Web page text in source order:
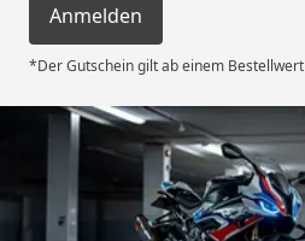
Anmelden
*Der Gutschein gilt ab einem
Trusted